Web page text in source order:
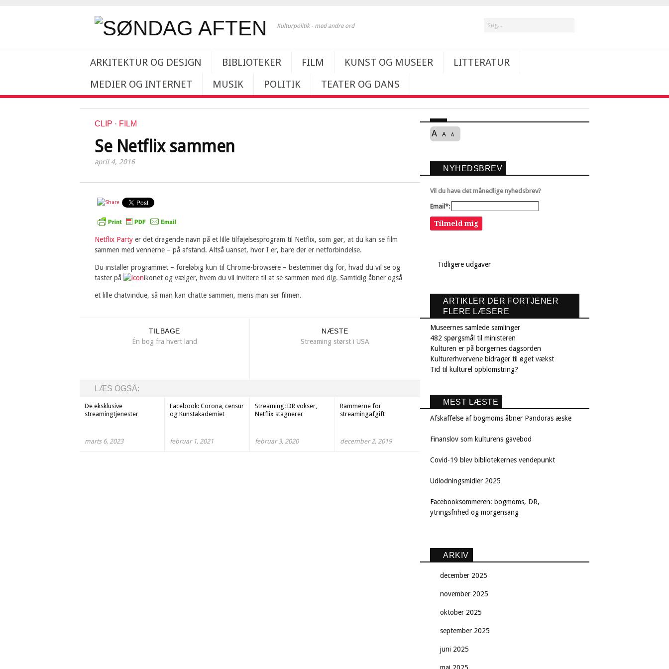
Kulturpolitik - med andre ord
ARKITEKTUR OG DESIGN BIBLIOTEKER FILM KUNST OG MUSEER
LITTERATUR
MEDIER OG INTERNET
MUSIK POLITIK TEATER OG DANS
CLIP · FILM
Se Netflix sammen
april 4, 2016
Netflix Party er det dragende navn på et lille tilføjelsesprogram til Netflix, som gør, at du kan se film
sammen med vennerne – på afstand. Altså uanset, hvor I er, bare der er netforbindelse.
Du installer programmet – foreløbig kun til Chrome-browsere – bestemmer dig for, hvad du vil se og
taster på
ikonet og vælger, hvem du vil invitere til at se sammen med dig. Samtidig åbner også
et lille chatvindue, så man kan chatte sammen, mens man ser filmen.
TILBAGE
Én bog fra hvert land
NÆSTE
Streaming størst i USA
LÆS OGSÅ:
De eksklusive
streamingtjenester
marts 6, 2023
Facebook: Corona, censur
og Kunstakademiet
februar 1, 2021
Streaming: DR vokser,
Netflix stagnerer
februar 3, 2020
Rammerne for
streamingafgift
december 2, 2019
A A A
NYHEDSBREV
Vil du have det månedlige nyhedsbrev?
Email*:
Tilmeld mig
Tidligere udgaver
ARTIKLER DER FORTJENER
FLERE LÆSERE
Museernes samlede samlinger
482 spørgsmål til ministeren
Kulturen er på borgernes dagsorden
Kulturerhvervene bidrager til øget vækst
Tid til kulturel opblomstring?
MEST LÆSTE
Afskaffelse af bogmoms åbner Pandoras æske
Finanslov som kulturens gavebod
Covid-19 blev bibliotekernes vendepunkt
Udlodningsmidler 2025
Facebooksommeren: bogmoms, DR,
ytringsfrihed og morgensang
ARKIV
december 2025
november 2025
oktober 2025
september 2025
juni 2025